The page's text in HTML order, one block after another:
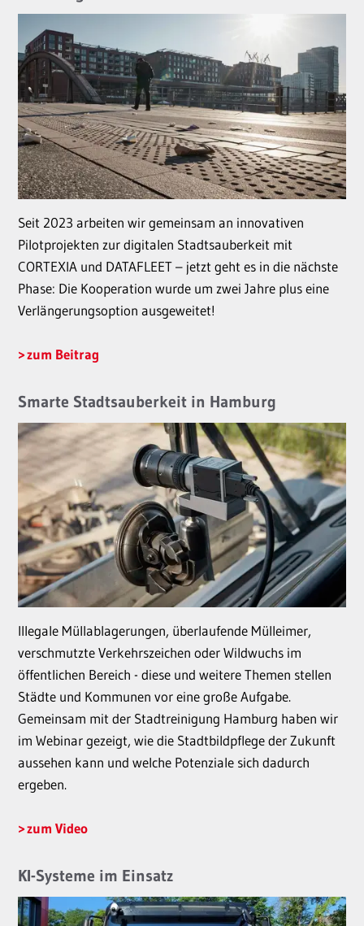
Seit 2023 arbeiten wir gemeinsam an innovativen
Pilotprojekten zur digitalen Stadtsauberkeit mit
CORTEXIA und DATAFLEET – jetzt geht es in die nächste
Phase: Die Kooperation wurde um zwei Jahre plus eine
Verlängerungsoption ausgeweitet!
zum Beitrag
Smarte Stadtsauberkeit in Hamburg
Illegale Müllablagerungen, überlaufende Mülleimer,
verschmutzte Verkehrszeichen oder Wildwuchs im
öffentlichen Bereich - diese und weitere Themen stellen
Städte und Kommunen vor eine große Aufgabe.
Gemeinsam mit der Stadtreinigung Hamburg haben wir
im Webinar gezeigt, wie die Stadtbildpflege der Zukunft
aussehen kann und welche Potenziale sich dadurch
ergeben.
zum Video
KI-Systeme im Einsatz